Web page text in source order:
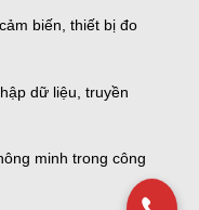
biến, thiết bị đo
dữ liệu, truyền
minh trong công